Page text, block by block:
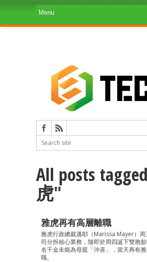
All posts
虎"
雅虎再有高層離職
雅虎行政總裁邁耶（Marissa Mayer）
司分拆核心業務，隨即於周四誕下雙胞
名千金未能為母親「沖喜」，當天再有
職。